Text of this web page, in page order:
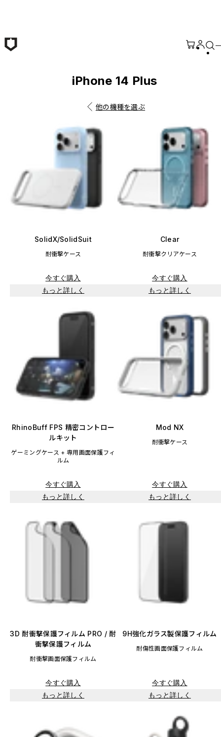
iPhone 14 Plus
他の機種を選ぶ
SolidX/SolidSuit
耐衝撃ケース
今すぐ購入
もっと詳しく
Clear
耐衝撃クリアケース
今すぐ購入
もっと詳しく
RhinoBuff FPS 精密コントロー
ルキット
ゲーミングケース + 専用画面保護フィ
ルム
今すぐ購入
もっと詳しく
Mod NX
耐衝撃ケース
今すぐ購入
もっと詳しく
3D 耐衝撃保護フィルム PRO / 耐
衝撃保護フィルム
耐衝撃画面保護フィルム
今すぐ購入
もっと詳しく
9H強化ガラス製保護フィルム
耐傷性画面保護フィルム
今すぐ購入
もっと詳しく